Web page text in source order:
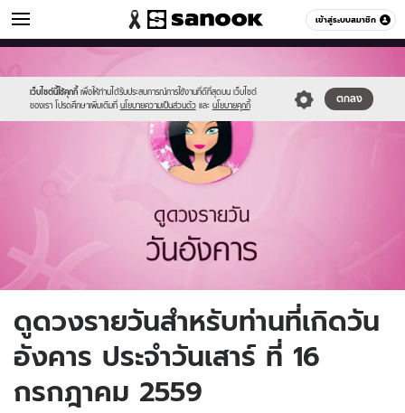
เข้าสู่ระบบสมาชิก
ดูดวง หมวดอื่นๆ
เว็บไซต์นี้ใช้คุกกี้ เพื่อให้ท่านได้รับประสบการณ์การใช้งานที่ดีที่สุดบน เว็บไซต์
ของเรา โปรดศึกษาเพิ่มเติมที่ นโยบายความเป็นส่วนตัว และ นโยบายคุกกี้
ตกลง
new-
sanook.png
ดูดวงรายวันสำหรับท่านที่เกิดวัน
อังคาร ประจำวันเสาร์ ที่ 16
กรกฎาคม 2559